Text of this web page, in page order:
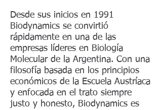
Desde sus inicios en 1991
Biodynamics se convirtió
rápidamente en una de las
empresas líderes en Biología
Molecular de la Argentina. Con una
filosofía basada en los principios
económicos de la Escuela Austríaca
y enfocada en el trato siempre
justo y honesto, Biodynamics es